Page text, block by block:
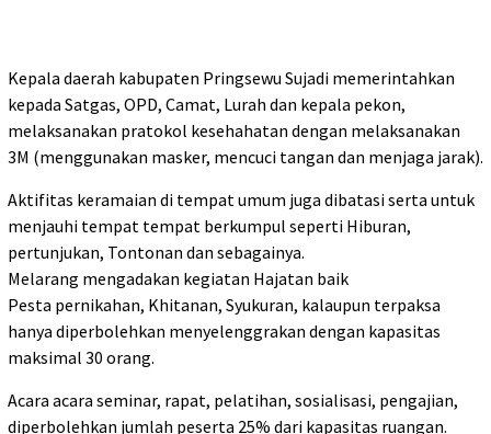
Kepala daerah kabupaten Pringsewu Sujadi memerintahkan
kepada Satgas, OPD, Camat, Lurah dan kepala pekon,
melaksanakan pratokol kesehahatan dengan melaksanakan
3M (menggunakan masker, mencuci tangan dan menjaga jarak).
Aktifitas keramaian di tempat umum juga dibatasi serta untuk
menjauhi tempat tempat berkumpul seperti Hiburan,
pertunjukan, Tontonan dan sebagainya.
Melarang mengadakan kegiatan Hajatan baik
Pesta pernikahan, Khitanan, Syukuran, kalaupun terpaksa
hanya diperbolehkan menyelenggrakan dengan kapasitas
maksimal 30 orang.
Acara acara seminar, rapat, pelatihan, sosialisasi, pengajian,
diperbolehkan jumlah peserta 25% dari kapasitas ruangan.